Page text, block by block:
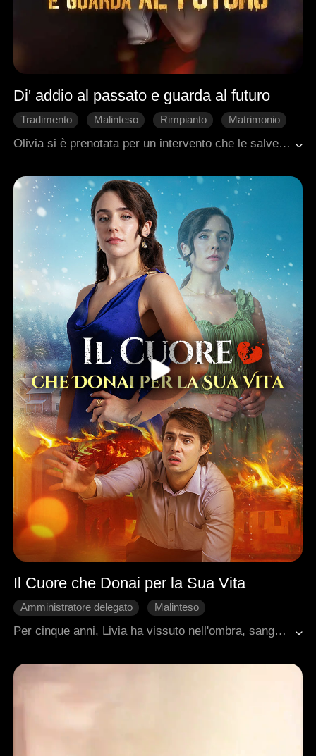
Di' addio al passato e guarda al futuro
Tradimento Malinteso Rimpianto
Matrimonio
Romanzo sentimentale moderno
Olivia si è prenotata per un intervento che le salverà la vita cancellandole ogni memoria, incluso l'uomo che le ha spezzato il cuore. È la sua via di fuga da un matrimonio doloroso. Ma quando sul countdown restano solo 14 giorni, suo marito, sempre stato freddo e distante, si sveglia all'improvviso. Realizzare, troppo tardi, che sta per perdere l'unica persona che abbia mai contato, lo getta in una disperata corsa contro il tempo per riconquistare una donna che ormai ha già chiuso con il passato.
Il Cuore che Donai per la Sua Vita
Amministratore delegato
Malinteso
Romanzo sentimentale moderno
Per cinque anni, Livia ha vissuto nell'ombra, sanguinando in silenzio per adempiere a una promessa fatta a Dio: cento prove in cambio della vita dell'uomo che amava. Ignaro che la sua vera salvatrice era proprio lei, Cassian l'ha ridotta a uno strumento per la donna che credeva di amare, spingendosi a chiederle persino il cuore. Ora che la maschera di Charlotte cade e Owen riaffiora dal passato, Livia si trova di fronte alla scelta più difficile: seguire il dovere della memoria, o il richiamo di un amore che, finalmente riconosciuto, potrebbe essere arrivato troppo tardi.